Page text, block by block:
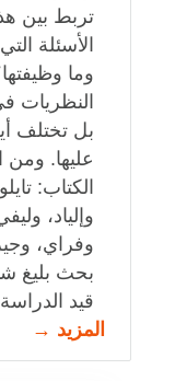
تربط بين
الأسئلة
وما
النظريات
بل تختلف
عليها. ومن
الكتاب:
وإلياد،
وفراي،
بحث بليغ
قيد
المزيد →